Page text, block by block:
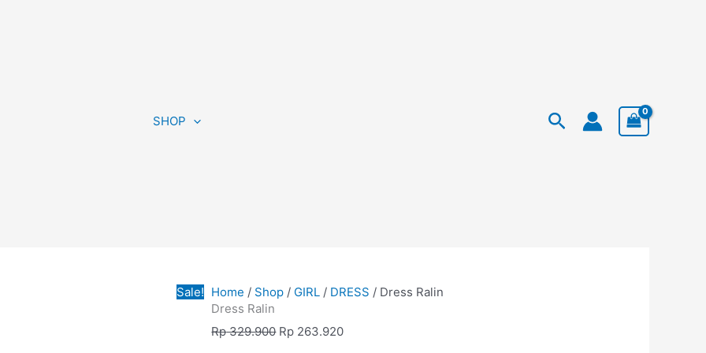
SHOP Search
Sale! Home / Shop / GIRL / DRESS / Dress Ralin
Dress Ralin
Rp329.900 Rp 263.920